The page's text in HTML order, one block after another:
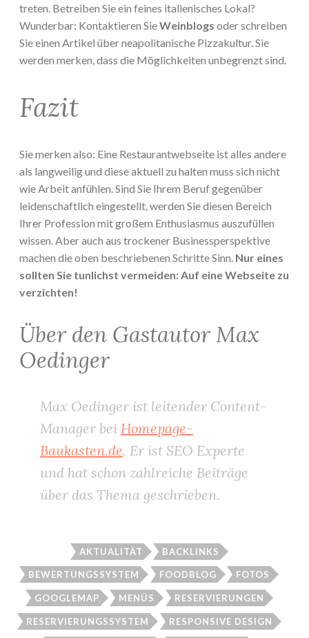
treten. Betreiben Sie ein feines italienisches Lokal?
Wunderbar: Kontaktieren SieWeinblogs oder schreiben
Sie einen Artikel über neapolitanische Pizzakultur. Sie
werden merken, dass die Möglichkeiten unbegrenzt sind.
Fazit
Sie merken also: Eine Restaurantwebseite ist alles andere
als langweilig und diese aktuell zu halten muss sich nicht
wie Arbeit anfühlen. Sind Sie Ihrem Beruf gegenüber
leidenschaftlich eingestellt, werden Sie diesen Bereich
Ihrer Profession mit großem Enthusiasmus auszufüllen
wissen. Aber auch aus trockener Businessperspektive
machen die oben beschriebenen Schritte Sinn. Nur eines
sollten Sie tunlichst vermeiden: Auf eine Webseite zu
verzichten!
Über den Gastautor Max
Oedinger
Max Oedinger ist leitender Content-
Manager bei Homepage-
Baukasten.de. Er ist SEO Experte
und hat schon zahlreiche Beiträge
über das Thema geschrieben.
AKTUALITÄT BACKLINKS
BEWERTUNGSSYSTEM FOODBLOG FOTOS
GOOGLEMAP MENÜS RESERVIERUNGEN
RESERVIERUNGSSYSTEM RESPONSIVE DESIGN